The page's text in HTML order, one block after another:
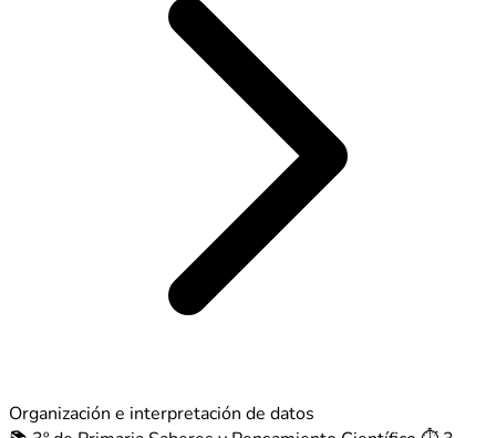
Organización e interpretación de datos